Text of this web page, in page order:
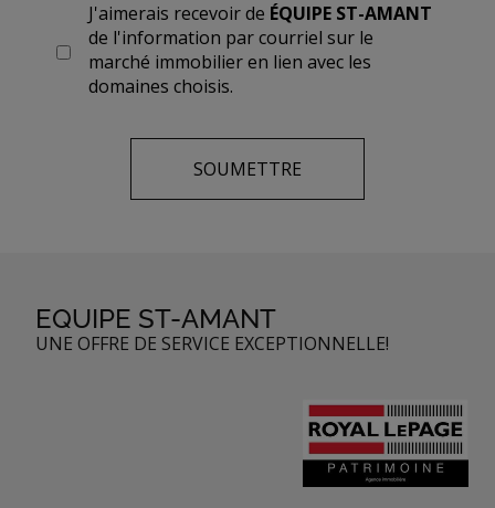
J'aimerais recevoir de ÉQUIPE ST-AMANT
de l'information par courriel sur le
marché immobilier en lien avec les
domaines choisis.
EQUIPE ST-AMANT
UNE OFFRE DE SERVICE EXCEPTIONNELLE!